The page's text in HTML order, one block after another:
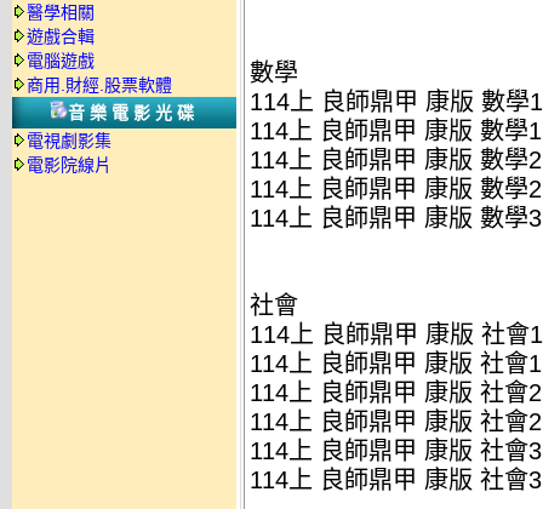
醫學相關
遊戲合輯
電腦遊戲
商用.財經.股票軟體
音樂電影光碟
電視劇影集
電影院線片
數學
114上 良師鼎甲 康版 數學
114上 良師鼎甲 康版 數學
114上 良師鼎甲 康版 數學
114上 良師鼎甲 康版 數學
114上 良師鼎甲 康版 數學
社會
114上 良師鼎甲 康版 社會
114上 良師鼎甲 康版 社會
114上 良師鼎甲 康版 社會
114上 良師鼎甲 康版 社會
114上 良師鼎甲 康版 社會
114上 良師鼎甲 康版 社會